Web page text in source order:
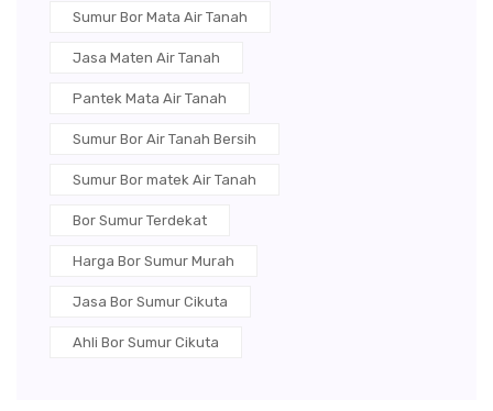
Sumur Bor Mata Air Tanah
Jasa Maten Air Tanah
Pantek Mata Air Tanah
Sumur Bor Air Tanah Bersih
Sumur Bor matek Air Tanah
Bor Sumur Terdekat
Harga Bor Sumur Murah
Jasa Bor Sumur Cikuta
Ahli Bor Sumur Cikuta